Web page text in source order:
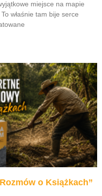
miejsce na mapie
właśnie tam bije serce
o Książkach”